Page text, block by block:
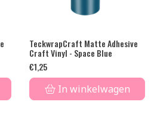
TeckwrapCraft Matte Adhesive
Craft Vinyl - Space Blue
€1,25
In winkelwagen